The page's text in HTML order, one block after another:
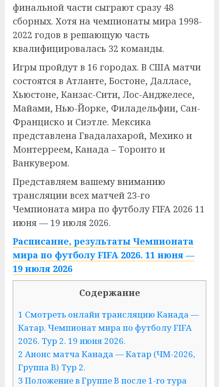
финальной части сыграют сразу 48
сборных. Хотя на чемпионаты мира 1998-
2022 годов в решающую часть
квалифицировалась 32 команды.
Игры пройдут в 16 городах. В США матчи
состоятся в Атланте, Бостоне, Далласе,
Хьюстоне, Канзас-Сити, Лос-Анджелесе,
Майами, Нью-Йорке, Филадельфии, Сан-
Франциско и Сиэтле. Мексика
представлена Гвадалахарой, Мехико и
Монтерреем, Канада – Торонто и
Ванкувером.
Представляем вашему вниманию
трансляции всех матчей 23-го
Чемпионата мира по футболу FIFA 2026 11
июня — 19 июля 2026.
Расписание, результаты Чемпионата
мира по футболу FIFA 2026. 11 июня —
19 июля 2026
Содержание
1 Смотреть онлайн трансляцию Канада —
Катар. Чемпионат мира по футболу FIFA
2026. Тур 2. 19 июня 2026.
2 Анонс матча Канада — Катар (ЧМ-2026,
Группа B) Тур 2.
3 Положение в Группе B после 1-го тура